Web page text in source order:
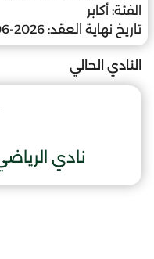
الفئة: أكابر
تاريخ نهاية العقد: 2026-06-15
النادي الحالي
نادي